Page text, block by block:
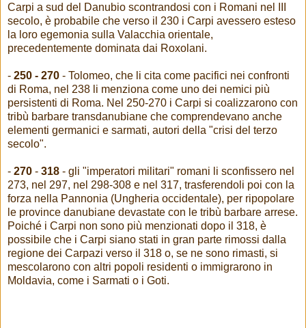
Carpi a sud del Danubio scontrandosi con i Romani nel III
secolo, è probabile che verso il 230 i Carpi avessero esteso
la loro egemonia sulla Valacchia orientale,
precedentemente dominata dai Roxolani.
- 250 - 270 - Tolomeo, che li cita come pacifici nei confronti
di Roma, nel 238 li menziona come uno dei nemici più
persistenti di Roma. Nel 250-270 i Carpi si coalizzarono con
tribù barbare transdanubiane che comprendevano anche
elementi germanici e sarmati, autori della "crisi del terzo
secolo".
- 270 - 318 - gli "imperatori militari" romani li sconfissero nel
273, nel 297, nel 298-308 e nel 317, trasferendoli poi con la
forza nella Pannonia (Ungheria occidentale), per ripopolare
le province danubiane devastate con le tribù barbare arrese.
Poiché i Carpi non sono più menzionati dopo il 318, è
possibile che i Carpi siano stati in gran parte rimossi dalla
regione dei Carpazi verso il 318 o, se ne sono rimasti, si
mescolarono con altri popoli residenti o immigrarono in
Moldavia, come i Sarmati o i Goti.